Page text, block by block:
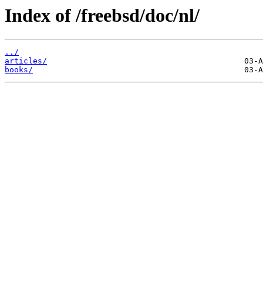
Index of /freebsd/doc/nl/
../
articles/
books/